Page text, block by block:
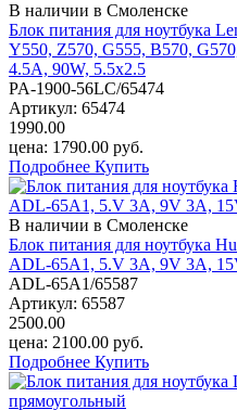
В наличии в Смоленске
Блок питания для ноутбука
Y550, Z570, G555, B570,
4.5A, 90W, 5.5х2.5
PA-1900-56LC/65474
Артикул: 65474
1990.00
цена: 1790.00 руб.
Подробнее Купить
В наличии в Смоленске
Блок питания для ноутбука
ADL-65A1, 5.V 3A, 9V 3A,
ADL-65A1/65587
Артикул: 65587
2500.00
цена: 2100.00 руб.
Подробнее Купить